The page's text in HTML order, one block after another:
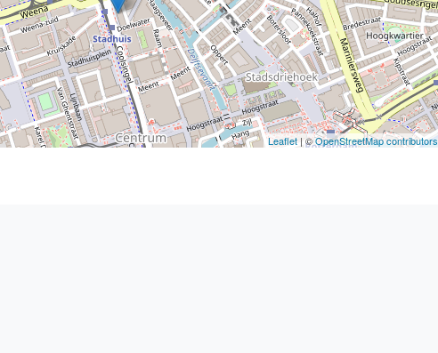
Leaflet| ©OpenStreetMap contributors